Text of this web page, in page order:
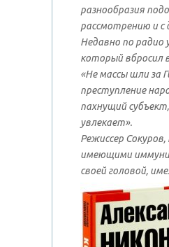
разнообразия
рассмотрению и
Недавно по радио
который вбросил
«Не массы шли за
преступление
пахнущий
увлекает».
Режиссер
имеющими
своей головой,